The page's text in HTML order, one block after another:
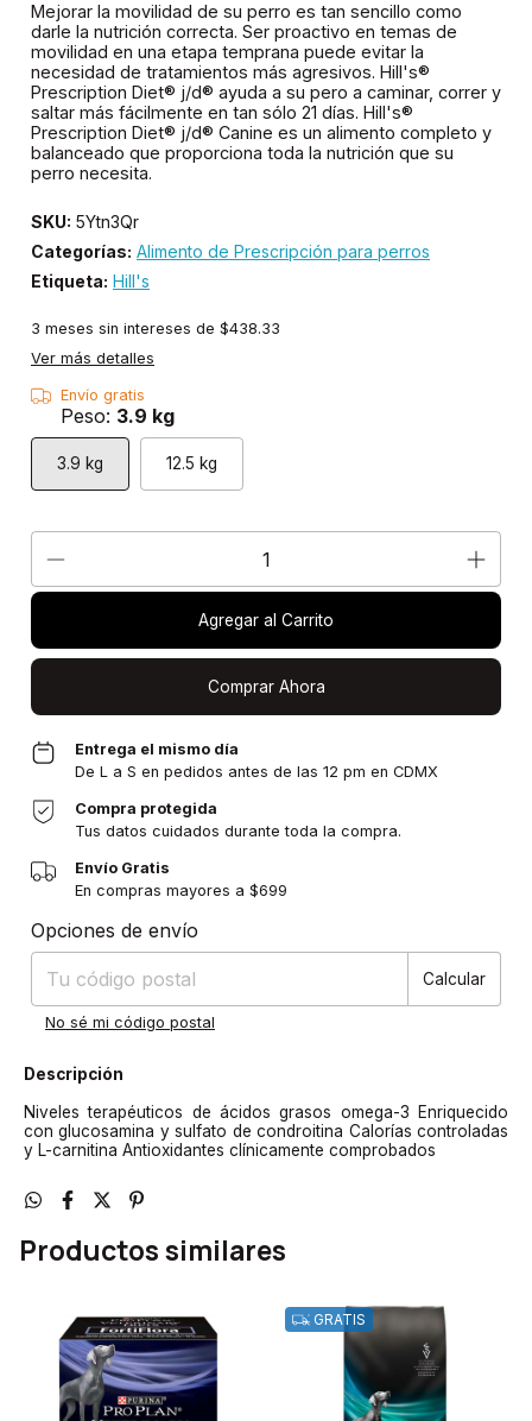
Mejorar la movilidad de su perro es tan sencillo como
darle la nutrición correcta. Ser proactivo en temas de
movilidad en una etapa temprana puede evitar la
necesidad de tratamientos más agresivos. Hill's®
Prescription Diet® j/d® ayuda a su pero a caminar, correr y
saltar más fácilmente en tan sólo 21 días. Hill's®
Prescription Diet® j/d® Canine es un alimento completo y
balanceado que proporciona toda la nutrición que su
perro necesita.
SKU: 5Ytn3Qr
Categorías: Alimento de Prescripción para perros
Etiqueta: Hill's
3 meses sin intereses de $438.33
Ver más detalles
Envío gratis
Peso: 3.9 kg
3.9 kg 12.5 kg
Agregar al Carrito
Comprar Ahora
Entrega el mismo día
De L a S en pedidos antes de las 12 pm en CDMX
Compra protegida
Tus datos cuidados durante toda la compra.
Envío Gratis
En compras mayores a $699
Entregas para el CP:
Opciones de envío
Calcular
No sé mi código postal
Descripción
Niveles terapéuticos de ácidos grasos omega-3 Enriquecido
con glucosamina y sulfato de condroitina Calorías controladas
y L-carnitina Antioxidantes clínicamente comprobados
Productos similares
GRATIS